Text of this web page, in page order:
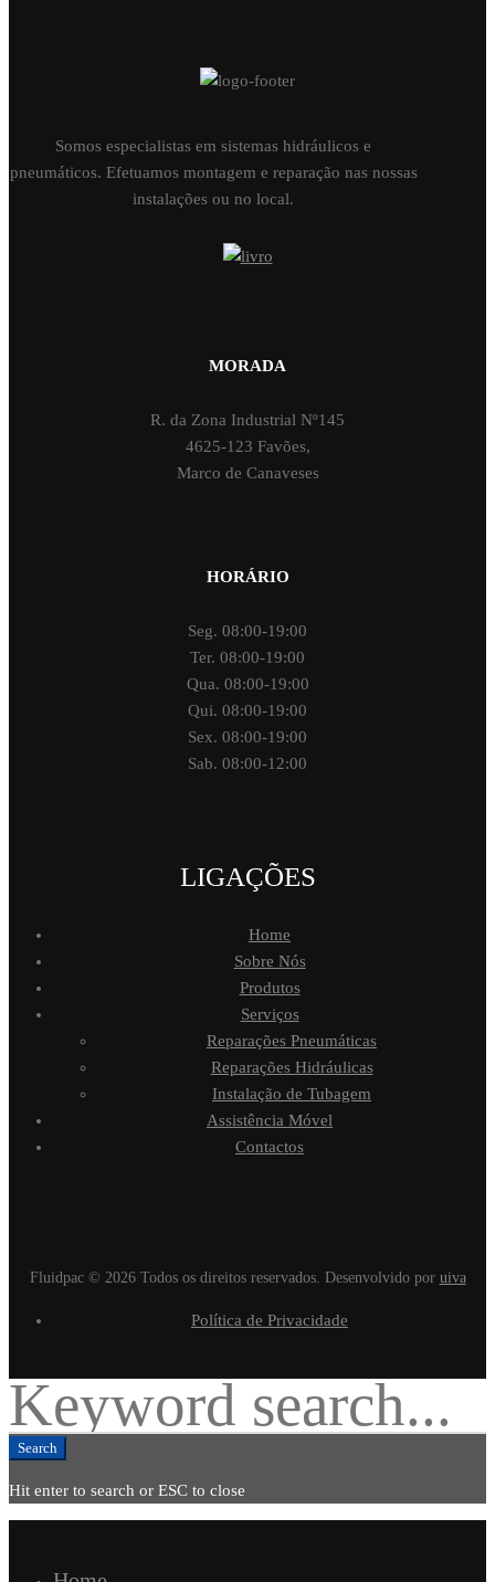
Somos especialistas em sistemas hidráulicos e
pneumáticos. Efetuamos montagem e reparação nas nossas
instalações ou no local.
MORADA
R. da Zona Industrial Nº145
4625-123 Favões,
Marco de Canaveses
HORÁRIO
Seg. 08:00-19:00
Ter. 08:00-19:00
Qua. 08:00-19:00
Qui. 08:00-19:00
Sex. 08:00-19:00
Sab. 08:00-12:00
LIGAÇÕES
Home
Sobre Nós
Produtos
Serviços
Reparações Pneumáticas
Reparações Hidráulicas
Instalação de Tubagem
Assistência Móvel
Contactos
Fluidpac © 2026 Todos os direitos reservados. Desenvolvido por uiva
Política de Privacidade
Search
for:
Search
Hit enter to search or ESC to close